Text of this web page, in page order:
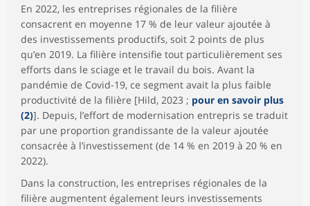
En 2022, les entreprises régionales de la filière
consacrent en moyenne 17 % de leur valeur ajoutée à
des investissements productifs, soit 2 points de plus
qu’en 2019. La filière intensifie tout particulièrement ses
efforts dans le sciage et le travail du bois. Avant la
pandémie de Covid-19, ce segment avait la plus faible
productivité de la filière [Hild, 2023 ; pour en savoir plus
(2)]. Depuis, l’effort de modernisation entrepris se traduit
par une proportion grandissante de la valeur ajoutée
consacrée à l’investissement (de 14 % en 2019 à 20 % en
2022).
Dans la construction, les entreprises régionales de la
filière augmentent également leurs investissements